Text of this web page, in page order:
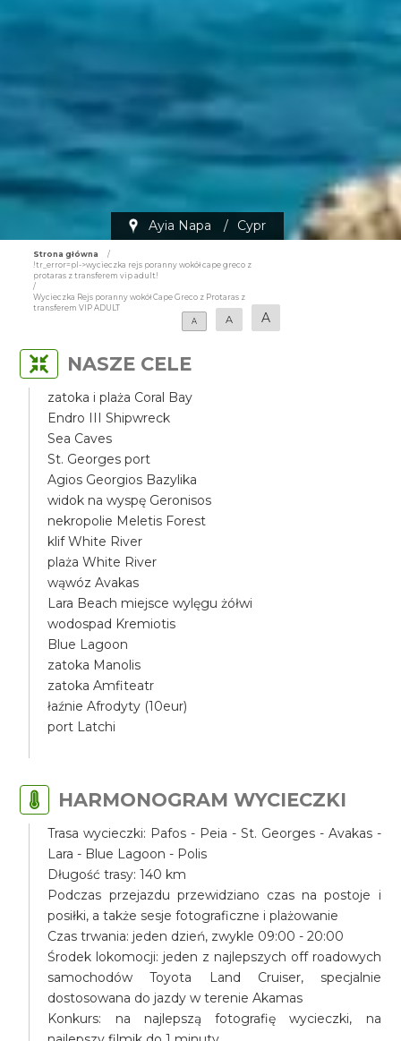
Ayia Napa / Cypr
Strona główna
/
!tr_error=pl->wycieczka rejs poranny wokół cape greco z
protaras z transferem vip adult!
/
Wycieczka Rejs poranny wokół Cape Greco z Protaras z
transferem VIP ADULT
A
A A
NASZE CELE
zatoka i plaża Coral Bay
Endro III Shipwreck
Sea Caves
St. Georges port
Agios Georgios Bazylika
widok na wyspę Geronisos
nekropolie Meletis Forest
klif White River
plaża White River
wąwóz Avakas
Lara Beach miejsce wylęgu żółwi
wodospad Kremiotis
Blue Lagoon
zatoka Manolis
zatoka Amfiteatr
łaźnie Afrodyty (10eur)
port Latchi
HARMONOGRAM WYCIECZKI
Trasa wycieczki: Pafos - Peia - St. Georges - Avakas -
Lara - Blue Lagoon - Polis
Długość trasy: 140 km
Podczas przejazdu przewidziano czas na postoje i
posiłki, a także sesje fotograficzne i plażowanie
Czas trwania: jeden dzień, zwykle 09:00 - 20:00
Środek lokomocji: jeden z najlepszych off roadowych
samochodów Toyota Land Cruiser, specjalnie
dostosowana do jazdy w terenie Akamas
Konkurs: na najlepszą fotografię wycieczki, na